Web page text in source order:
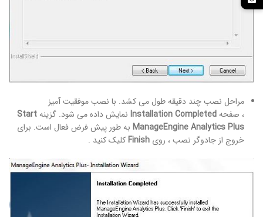
مراحل نصب چند دقیقه طول می کشد. با نصب موفقیت آمیز
، صفحهInstallation Completed نمایش داده می شود. گزینهStart
ManageEngine Analytics Plus به طور پیش فرض فعال است. برای
خروج از جادوگر نصب ، روی Finishکلیک کنید .